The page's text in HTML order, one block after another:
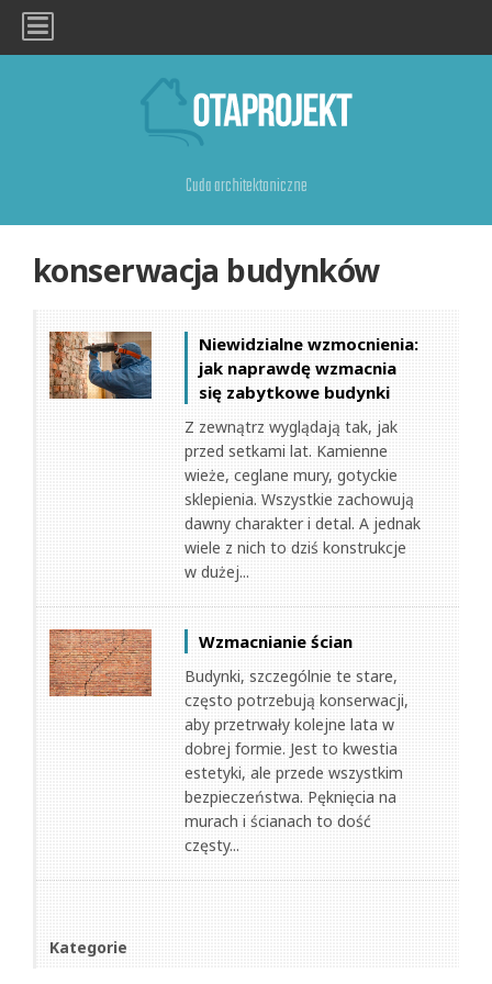
Cuda architektoniczne
konserwacja budynków
Niewidzialne wzmocnienia:
jak naprawdę wzmacnia
się zabytkowe budynki
Z zewnątrz wyglądają tak, jak
przed setkami lat. Kamienne
wieże, ceglane mury, gotyckie
sklepienia. Wszystkie zachowują
dawny charakter i detal. A jednak
wiele z nich to dziś konstrukcje
w dużej...
Wzmacnianie ścian
Budynki, szczególnie te stare,
często potrzebują konserwacji,
aby przetrwały kolejne lata w
dobrej formie. Jest to kwestia
estetyki, ale przede wszystkim
bezpieczeństwa. Pęknięcia na
murach i ścianach to dość
częsty...
Kategorie